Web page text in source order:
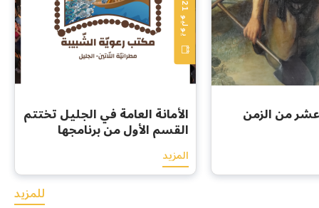
عشر من الزمن
2
6
الأمانة العامة في الجليل تختتم
القسم الأول من برنامجها
الصيفي بسلسلة من
المبادرات الرعوية والإيمانية
المزيد
للمزيد